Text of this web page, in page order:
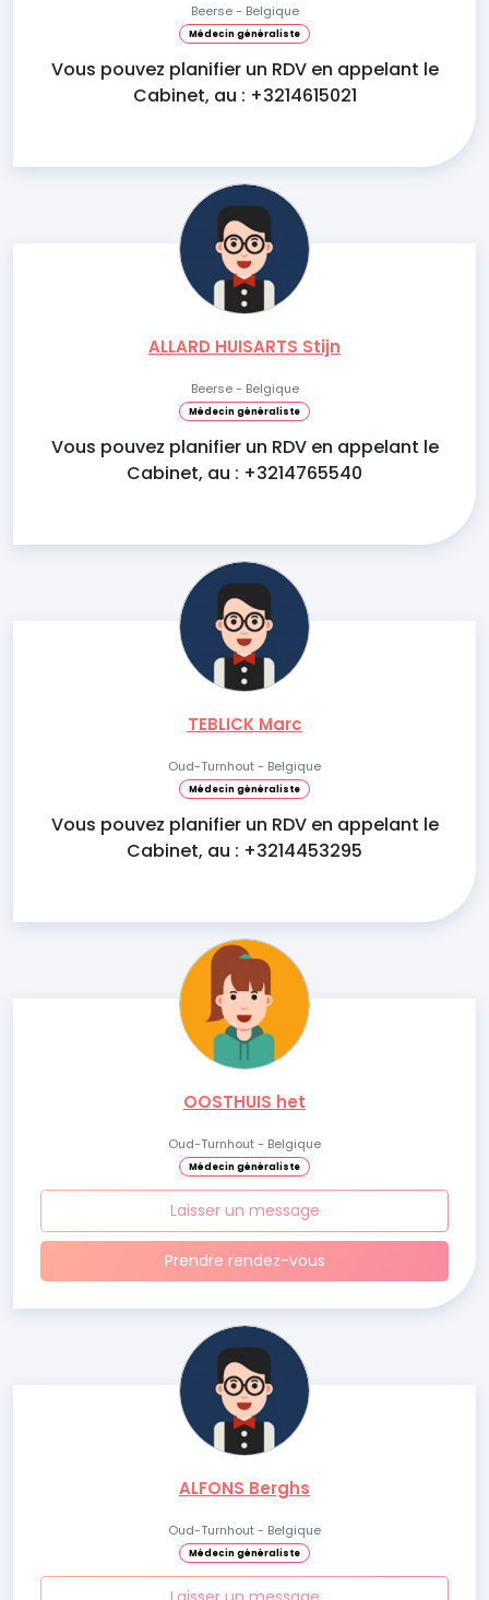
Beerse - Belgique
Médecin généraliste
Vous pouvez planifier un RDV en appelant le
Cabinet, au : +3214615021
ALLARD HUISARTS Stijn
Beerse - Belgique
Médecin généraliste
Vous pouvez planifier un RDV en appelant le
Cabinet, au : +3214765540
TEBLICK Marc
Oud-Turnhout - Belgique
Médecin généraliste
Vous pouvez planifier un RDV en appelant le
Cabinet, au : +3214453295
OOSTHUIS het
Oud-Turnhout - Belgique
Médecin généraliste
Laisser un message
Prendre rendez-vous
ALFONS Berghs
Oud-Turnhout - Belgique
Médecin généraliste